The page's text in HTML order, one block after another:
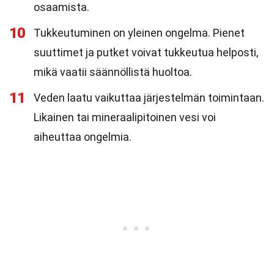
osaamista.
10
Tukkeutuminen on yleinen ongelma. Pienet
suuttimet ja putket voivat tukkeutua helposti,
mikä vaatii säännöllistä huoltoa.
11
Veden laatu vaikuttaa järjestelmän toimintaan.
Likainen tai mineraalipitoinen vesi voi
aiheuttaa ongelmia.